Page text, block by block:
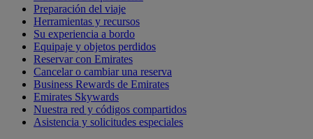
Preparación del viaje
Herramientas y recursos
Su experiencia a bordo
Equipaje y objetos perdidos
Reservar con Emirates
Cancelar o cambiar una reserva
Business Rewards de Emirates
Emirates Skywards
Nuestra red y códigos compartidos
Asistencia y solicitudes especiales